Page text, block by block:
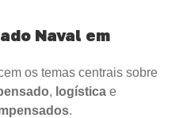
Naval em
os temas centrais sobre
, logística e
.